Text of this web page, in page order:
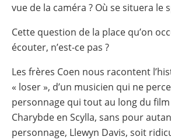
vue de la caméra ? Où se situera le
Cette question de la place qu’on
écouter, n’est-ce pas ?
Les frères Coen nous racontent
« loser », d’un musicien qui ne
personnage qui tout au long du film
Charybde en Scylla, sans pour
personnage, Llewyn Davis, soit